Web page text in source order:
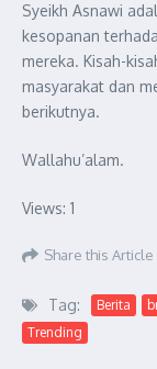
Syeikh Asnawi
kesopanan
mereka. Kisah-
masyarakat dan
berikutnya.
Wallahu’alam.
Views: 1
Share this Article
Tag: Berita
Trending